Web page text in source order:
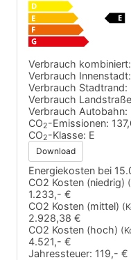
Verbrauch kombiniert:
Verbrauch Innenstadt:
Verbrauch Stadtrand:
Verbrauch
Verbrauch Autobahn:
CO2-Emissionen:
CO2-Klasse: E
Download
Energiekosten bei
CO2 Kosten (niedrig)
1.233,- €
CO2 Kosten (mittel)
2.928,38 €
CO2 Kosten (hoch)
4.521,- €
Jahressteuer: 119,- €